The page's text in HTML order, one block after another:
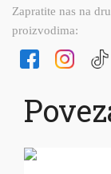
Zapratite nas na
proizvodima: